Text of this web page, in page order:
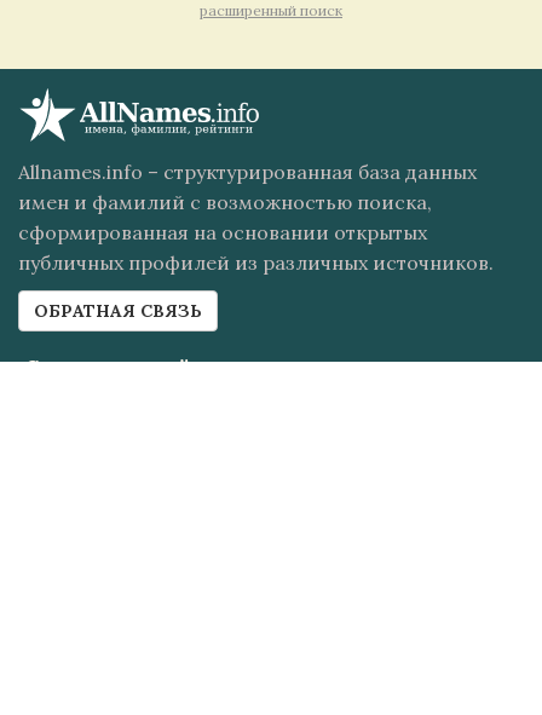
расширенный поиск
Allnames.info – структурированная база данных
имен и фамилий с возможностью поиска,
сформированная на основании открытых
публичных профилей из различных источников.
ОБРАТНАЯ СВЯЗЬ
Структура сайта